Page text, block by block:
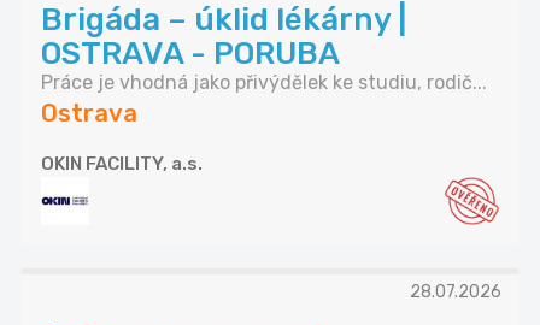
Brigáda – úklid lékárny |
OSTRAVA - PORUBA
Práce je vhodná jako přivýdělek ke studiu, rodič...
Ostrava
OKIN FACILITY, a.s.
28.07.2026